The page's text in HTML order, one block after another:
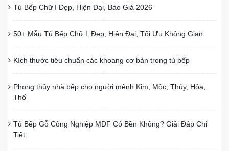
Tủ Bếp Chữ I Đẹp, Hiện Đại, Báo Giá 2026
50+ Mẫu Tủ Bếp Chữ L Đẹp, Hiện Đại, Tối Ưu Không Gian
Kích thước tiêu chuẩn các khoang cơ bản trong tủ bếp
Phong thủy nhà bếp cho người mệnh Kim, Mộc, Thủy, Hỏa,
Thổ
Tủ Bếp Gỗ Công Nghiệp MDF Có Bền Không? Giải Đáp Chi
Tiết
Tủ Bếp Inox
Tủ Bếp Nhựa